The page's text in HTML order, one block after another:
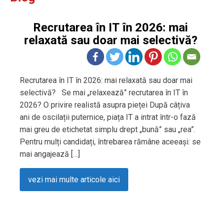
Recrutarea în IT în 2026: mai
relaxată sau doar mai selectivă?
Recrutarea în IT în 2026: mai relaxată sau doar mai
selectivă? Se mai „relaxează” recrutarea în IT în
2026? O privire realistă asupra pieței După câțiva
ani de oscilații puternice, piața IT a intrat într-o fază
mai greu de etichetat simplu drept „bună” sau „rea”.
Pentru mulți candidați, întrebarea rămâne aceeași: se
mai angajează […]
vezi mai multe articole aici